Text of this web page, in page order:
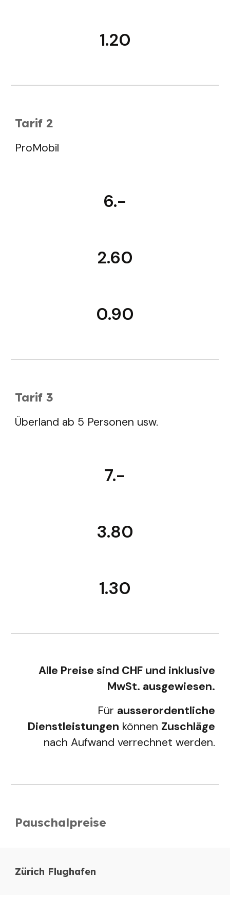
1.20
Tarif 2
ProMobil
6.-
2.60
0.90
Tarif 3
Überland ab 5 Personen usw.
7.-
3.80
1.30
Alle Preise sind CHF und inklusive
MwSt. ausgewiesen.
Für ausserordentliche
Dienstleistungen können Zuschläge
nach Aufwand verrechnet werden.
Pauschalpreise
Zürich Flughafen